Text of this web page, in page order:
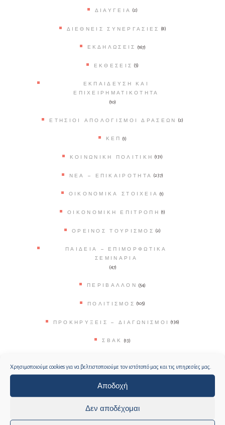
Χρησιμοποιούμε cookies για να βελτιστοποιούμε τον ιστότοπό μας και τις υπηρεσίες μας.
Αποδοχή
Δεν αποδέχομαι
ΔΙΑΎΓΕΙΑ (2)
ΔΙΕΘΝΕΊΣ ΣΥΝΕΡΓΑΣΊΕΣ (8)
ΕΚΔΗΛΏΣΕΙΣ (167)
ΕΚΘΈΣΕΙΣ (5)
ΕΚΠΑΊΔΕΥΣΗ ΚΑΙ
ΕΠΙΧΕΙΡΗΜΑΤΙΚΌΤΗΤΑ
(10)
ΕΤΉΣΙΟΙ ΑΠΟΛΟΓΙΣΜΟΊ ΔΡΆΣΕΩΝ (2)
ΚΕΠ (1)
ΚΟΙΝΩΝΙΚΉ ΠΟΛΙΤΙΚΉ (131)
ΝΈΑ – ΕΠΙΚΑΙΡΌΤΗΤΑ (237)
ΟΙΚΟΝΟΜΙΚΆ ΣΤΟΙΧΕΊΑ (1)
ΟΙΚΟΝΟΜΙΚΉ ΕΠΙΤΡΟΠΉ (1)
ΟΡΕΙΝΌΣ ΤΟΥΡΙΣΜΌΣ (2)
ΠΑΙΔΕΊΑ – ΕΠΙΜΟΡΦΩΤΙΚΆ
ΣΕΜΙΝΆΡΙΑ
(47)
ΠΕΡΙΒΆΛΛΟΝ (54)
ΠΟΛΙΤΙΣΜΌΣ (105)
ΠΡΟΚΗΡΎΞΕΙΣ – ΔΙΑΓΩΝΙΣΜΟΊ (136)
ΣΒΑΚ (13)
ΤΟΥΡΙΣΜΌ